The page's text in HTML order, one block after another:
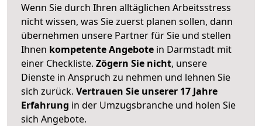
Wenn Sie durch Ihren alltäglichen Arbeitsstress
nicht wissen, was Sie zuerst planen sollen, dann
übernehmen unsere Partner für Sie und stellen
Ihnen kompetente Angebote in Darmstadt mit
einer Checkliste. Zögern Sie nicht, unsere
Dienste in Anspruch zu nehmen und lehnen Sie
sich zurück. Vertrauen Sie unserer 17 Jahre
Erfahrung in der Umzugsbranche und holen Sie
sich Angebote.